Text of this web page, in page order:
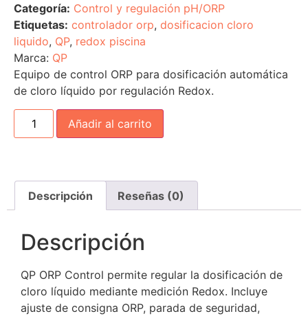
Categoría: Control y regulación pH/ORP
Etiquetas: controlador orp, dosificacion cloro
liquido, QP, redox piscina
Marca: QP
Equipo de control ORP para dosificación automática
de cloro líquido por regulación Redox.
Añadir al carrito
Descripción Reseñas (0)
Descripción
QP ORP Control permite regular la dosificación de
cloro líquido mediante medición Redox. Incluye
ajuste de consigna ORP, parada de seguridad,